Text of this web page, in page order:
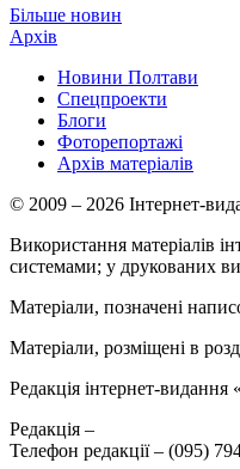
Більше новин
Архів
Новини Полтави
Спецпроекти
Блоги
Фоторепортажі
Архів матеріалів
© 2009 – 2026 Інтернет-
Використання матеріалів
системами; у друкованих
Матеріали, позначені
Матеріали, розміщені в
Редакція інтернет-видання
Редакція –
Телефон редакції – (095)